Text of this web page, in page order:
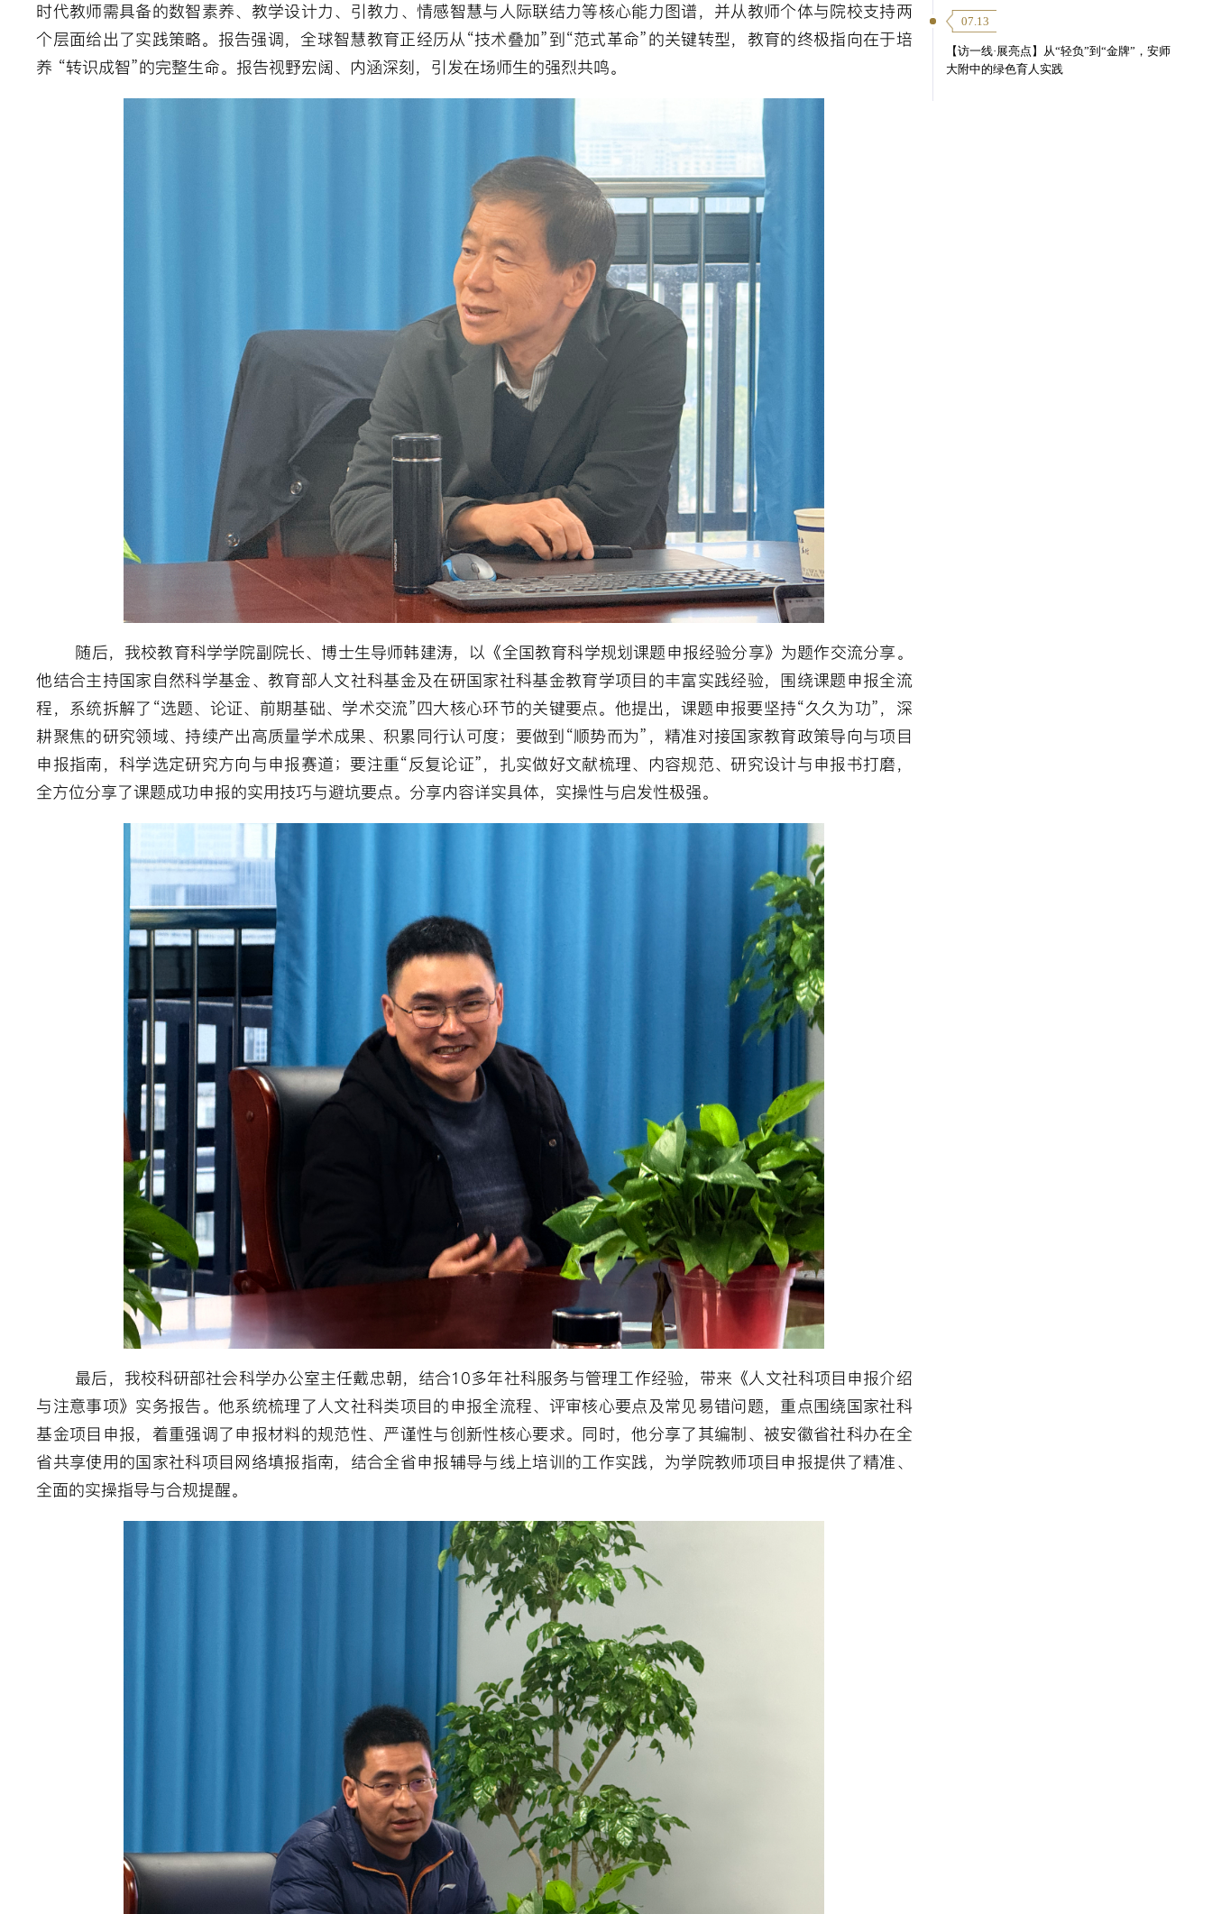
时代教师需具备的数智素养、教学设计力、引教力、情感智慧与人际联结力等核心能力图谱，并从教师个体与院校支持两
个层面给出了实践策略。报告强调，全球智慧教育正经历从“技术叠加”到“范式革命”的关键转型，教育的终极指向在于培
养 “转识成智”的完整生命。报告视野宏阔、内涵深刻，引发在场师生的强烈共鸣。
随后，我校教育科学学院副院长、博士生导师韩建涛，以《全国教育科学规划课题申报经验分享》为题作交流分享。
他结合主持国家自然科学基金、教育部人文社科基金及在研国家社科基金教育学项目的丰富实践经验，围绕课题申报全流
程，系统拆解了“选题、论证、前期基础、学术交流”四大核心环节的关键要点。他提出，课题申报要坚持“久久为功”，深
耕聚焦的研究领域、持续产出高质量学术成果、积累同行认可度；要做到“顺势而为”，精准对接国家教育政策导向与项目
申报指南，科学选定研究方向与申报赛道；要注重“反复论证”，扎实做好文献梳理、内容规范、研究设计与申报书打磨，
全方位分享了课题成功申报的实用技巧与避坑要点。分享内容详实具体，实操性与启发性极强。
最后，我校科研部社会科学办公室主任戴忠朝，结合10多年社科服务与管理工作经验，带来《人文社科项目申报介绍
与注意事项》实务报告。他系统梳理了人文社科类项目的申报全流程、评审核心要点及常见易错问题，重点围绕国家社科
基金项目申报，着重强调了申报材料的规范性、严谨性与创新性核心要求。同时，他分享了其编制、被安徽省社科办在全
省共享使用的国家社科项目网络填报指南，结合全省申报辅导与线上培训的工作实践，为学院教师项目申报提供了精准、
全面的实操指导与合规提醒。
07.13
【访一线·展亮点】从“轻负”到“金牌”，安师
大附中的绿色育人实践